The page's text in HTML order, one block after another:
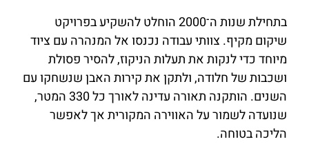
בתחילת שנות ה־2000 הוחלט להשקיע בפרויקט
שיקום מקיף. צוותי עבודה נכנסו אל המנהרה עם ציוד
מיוחד כדי לנקות את תעלות הניקוז, להסיר פסולת
ושכבות של חלודה, ולתקן את קירות האבן שנשחקו עם
השנים. הותקנה תאורה עדינה לאורך כל 330 המטר,
שנועדה לשמור על האווירה המקורית אך לאפשר
הליכה בטוחה.